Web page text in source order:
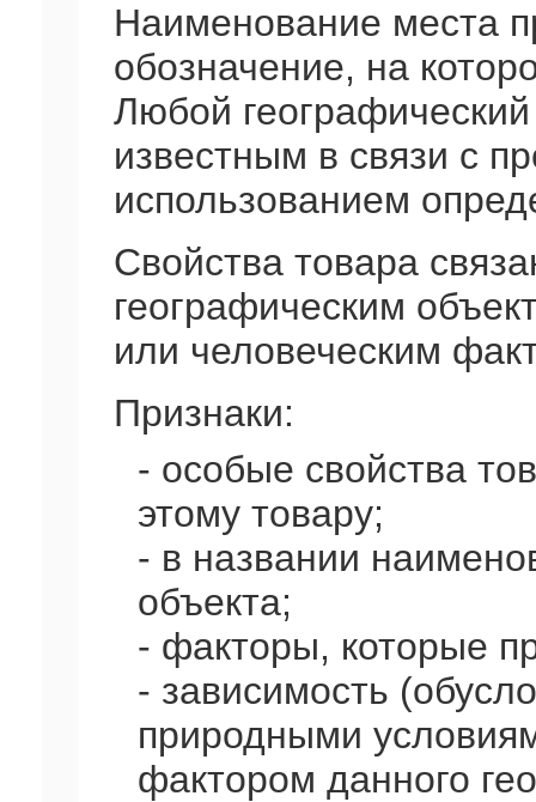
Наименование места
обозначение, на
Любой
известным в связи с
использованием
Свойства товара
географическим
или человеческим
Признаки:
- особые свойства
этому товару;
- в названии
объекта;
- факторы, которые
- зависимость
природными
фактором данного